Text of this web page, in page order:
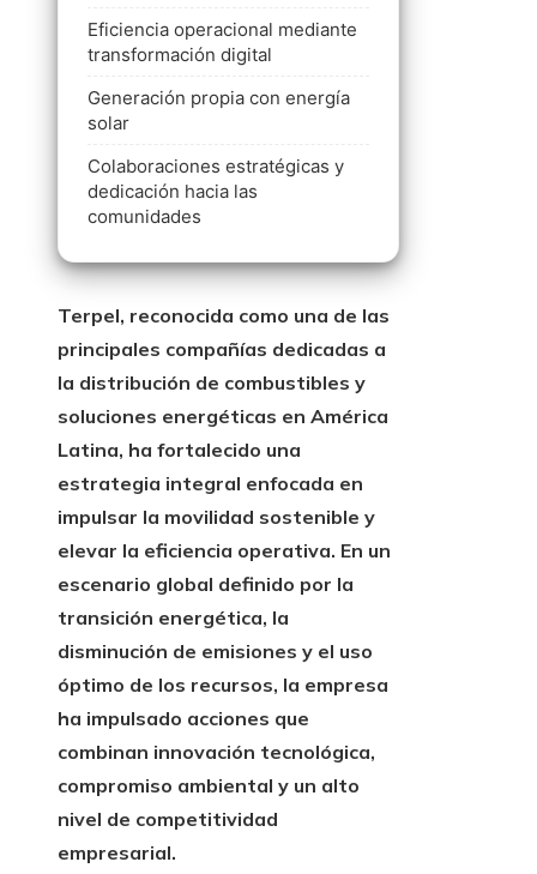
Eficiencia operacional mediante
transformación digital
Generación propia con energía
solar
Colaboraciones estratégicas y
dedicación hacia las
comunidades
Terpel, reconocida como una de las
principales compañías dedicadas a
la distribución de combustibles y
soluciones energéticas en América
Latina, ha fortalecido una
estrategia integral enfocada en
impulsar la movilidad sostenible y
elevar la eficiencia operativa. En un
escenario global definido por la
transición energética, la
disminución de emisiones y el uso
óptimo de los recursos, la empresa
ha impulsado acciones que
combinan innovación tecnológica,
compromiso ambiental y un alto
nivel de competitividad
empresarial.